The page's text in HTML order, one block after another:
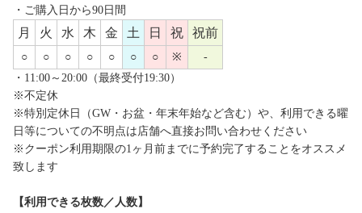
・ご購入日から90日間
月 火 水 木 金 土 日 祝 祝前
○ ○ ○ ○ ○ ○ ○ ※
-
・11:00～20:00（最終受付19:30）
※不定休
※特別定休日（GW・お盆・年末年始など含む）や、利用できる曜
日等についての不明点は店舗へ直接お問い合わせください
※クーポン利用期限の1ヶ月前までに予約完了することをオススメ
致します
【利用できる枚数／人数】